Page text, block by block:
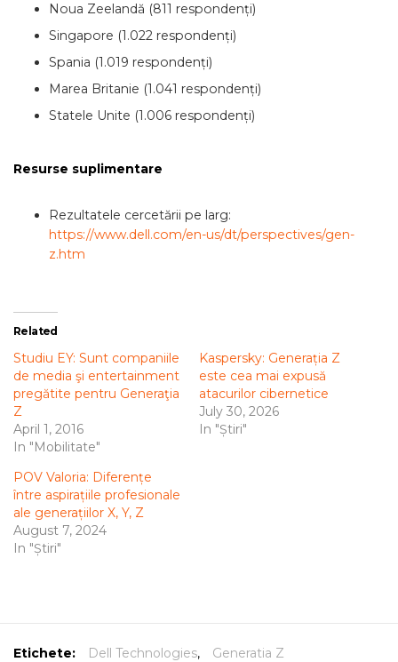
Noua Zeelandă (811 respondenți)
Singapore (1.022 respondenți)
Spania (1.019 respondenți)
Marea Britanie (1.041 respondenți)
Statele Unite (1.006 respondenți)
Resurse suplimentare
Rezultatele cercetării pe larg:
https://www.dell.com/en-us/dt/perspectives/gen-
z.htm
Related
Studiu EY: Sunt companiile
de media şi entertainment
pregătite pentru Generaţia
Z
April 1, 2016
In "Mobilitate"
Kaspersky: Generația Z
este cea mai expusă
atacurilor cibernetice
July 30, 2026
In "Știri"
POV Valoria: Diferențe
între aspirațiile profesionale
ale generațiilor X, Y, Z
August 7, 2024
In "Știri"
Etichete: Dell Technologies, Generatia Z